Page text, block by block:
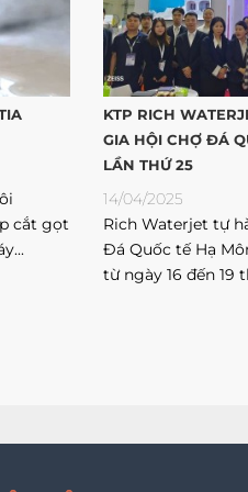
cắt gọt
KTP RICH
GIA HỘI CHỢ ĐÁ
LẦN THỨ 25
14/04/2025
Rich Waterjet tự
Đá Quốc tế Hạ
từ ngày 16 đến 19